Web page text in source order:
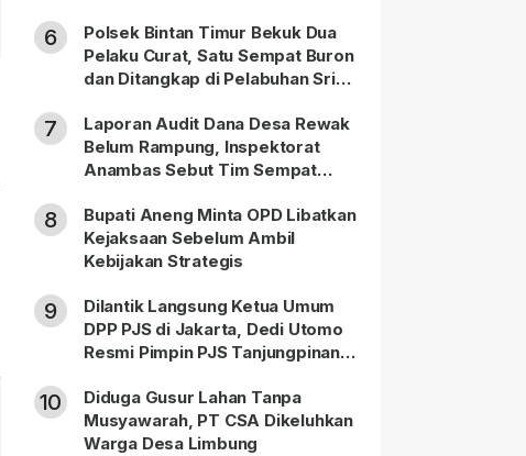
6
Polsek Bintan Timur Bekuk Dua
Pelaku Curat, Satu Sempat Buron
dan Ditangkap di Pelabuhan Sri
7
Laporan Audit Dana Desa Rewak
Belum Rampung, Inspektorat
Anambas Sebut Tim Sempat
8
Bupati Aneng Minta OPD Libatkan
Kejaksaan Sebelum Ambil
Kebijakan Strategis
9
Dilantik Langsung Ketua Umum
DPP PJS di Jakarta, Dedi Utomo
Resmi Pimpin PJS Tanjungpinang-
10
Diduga Gusur Lahan Tanpa
Musyawarah, PT CSA Dikeluhkan
Warga Desa Limbung